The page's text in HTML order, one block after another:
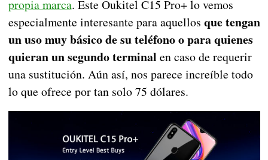
propia marca. Este Oukitel C15 Pro+ lo vemos
especialmente interesante para aquellos que tengan
un uso muy básico de su teléfono o para quienes
quieran un segundo terminal en caso de requerir
una sustitución. Aún así, nos parece increíble todo
lo que ofrece por tan solo 75 dólares.